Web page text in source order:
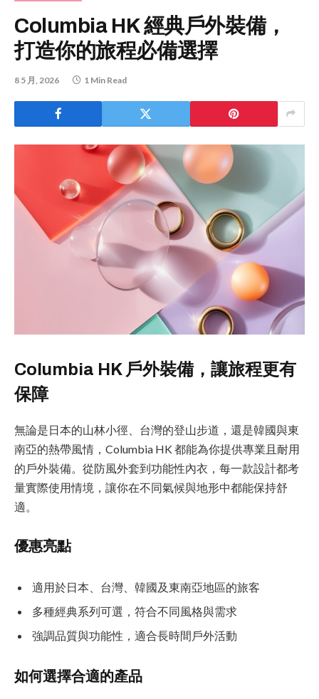
Columbia HK 經典戶外裝備，
打造你的旅程必備選擇
8 5 月, 2026 1 Min Read
Columbia HK 戶外裝備，讓旅程更有
保障
無論是日本的山林小徑、台灣的登山步道，還是韓國與東
南亞的熱帶風情，Columbia HK 都能為你提供專業且耐用
的戶外裝備。從防風外套到功能性內衣，每一款設計都考
量實際使用情境，讓你在不同氣候與地形中都能保持舒
適。
優惠亮點
適用於日本、台灣、韓國及東南亞地區的旅客
多種經典系列可選，符合不同風格與需求
強調品質與功能性，適合長時間戶外活動
如何選擇合適的產品